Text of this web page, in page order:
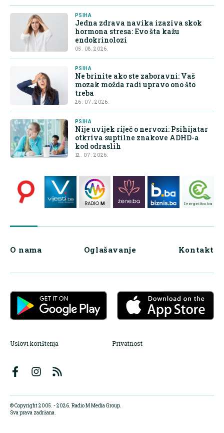
PSIHA
Jedna zdrava navika izaziva skok
hormona stresa: Evo šta kažu
endokrinolozi
05. 08. 2026.
PSIHA
Ne brinite ako ste zaboravni: Vaš
mozak možda radi upravo ono što
treba
26. 07. 2026.
PSIHA
Nije uvijek riječ o nervozi: Psihijatar
otkriva suptilne znakove ADHD-a
kod odraslih
12. 07. 2026.
O nama Oglašavanje Kontakt
Uslovi korištenja Privatnost
© Copyright 2005. - 2026. Radio M Media Group.
Sva prava zadržana.